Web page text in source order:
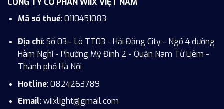
CÔNG TY CỔ PHẦN WIIX VIỆT NAM
Mã số thuế: 0110451083
Địa chỉ: Số 03 - Lô TT03 - Hải Đăng City - Ngõ 4 đường
Hàm Nghi - Phường Mỹ Đình 2 - Quận Nam Từ Liêm -
Thành phố Hà Nội
Hotline: 0824263789
Email: wiixlight@gmail.com